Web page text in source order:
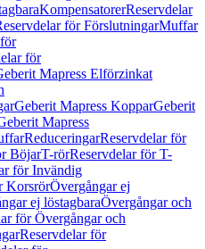
KompensatorerReservdelar
för FörslutningarMuffar
för
Mapress Elförzinkat
Geberit Mapress KopparGeberit
Mapress
ReduceringarReservdelar för
BöjarT-rörReservdelar för T-
för Invändig
KorsrörÖvergångar ej
ej löstagbaraÖvergångar och
för Övergångar och
Reservdelar för